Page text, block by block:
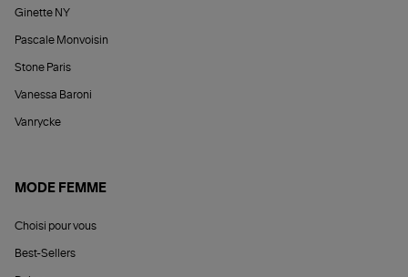
Ginette NY
Pascale Monvoisin
Stone Paris
Vanessa Baroni
Vanrycke
MODE FEMME
Choisi pour vous
Best-Sellers